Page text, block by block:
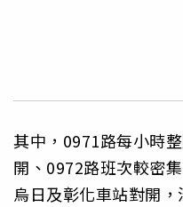
其中，0971路每小時
開、0972路班次較密
烏日及彰化車站對開